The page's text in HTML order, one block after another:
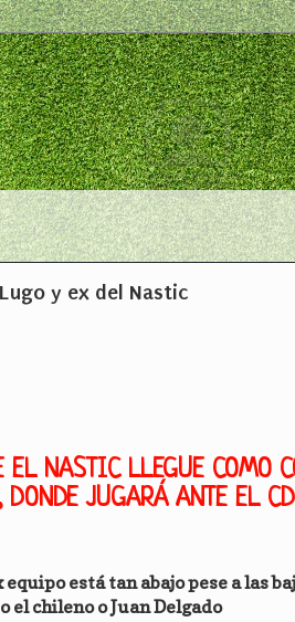
y ex del Nastic
EL NASTIC LLEGUE COMO
JUGARÁ ANTE EL
está tan abajo pese a las
el chileno o Juan Delgado